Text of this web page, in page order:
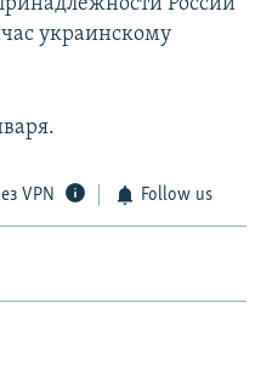
России
украинскому
VPN Follow us